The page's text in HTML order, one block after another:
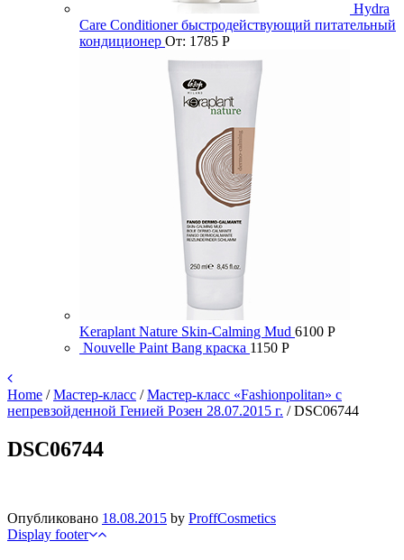
Hydra
Care Conditioner быстродействующий питательный
кондиционер От: 1785 Р
Keraplant Nature Skin-Calming Mud 6100 Р
Nouvelle Paint Bang краска 1150 Р
Home /Мастер-класс /Мастер-класс «Fashionpolitan» с
непревзойденной Генией Розен 28.07.2015 г. /DSC06744
DSC06744
Опубликовано 18.08.2015 by ProffCosmetics
Display footer